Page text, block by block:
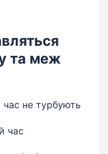
та меж
не турбують
час